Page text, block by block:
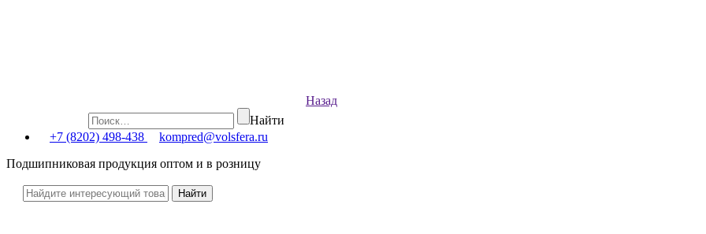
Назад
Найти
+7 (8202) 498-438
kompred@volsfera.ru
Подшипниковая продукция оптом и в розницу